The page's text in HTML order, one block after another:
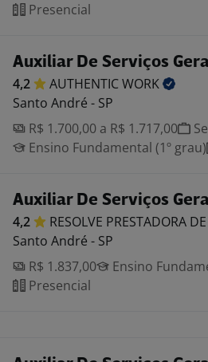
Presencial
Auxiliar De Serviços
4,2 AUTHENTICWORK
Santo André - SP
R$ 1.700,00 a R$ 1.717,00
Ensino Fundamental (1º grau)
Auxiliar De Serviços
4,2 RESOLVE PRESTADORA DE
Santo André - SP
R$ 1.837,00
Ensino
Presencial